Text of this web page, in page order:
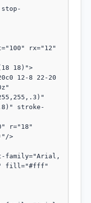
stroke-
>
fill="#fff"